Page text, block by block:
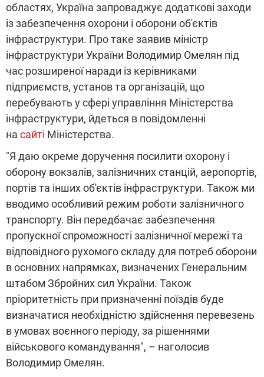
областях, Україна запроваджує додаткові заходи
із забезпечення охорони і оборони об'єктів
інфраструктури. Про таке заявив міністр
інфраструктури України Володимир Омелян під
час розширеної наради із керівниками
підприємств, установ та організацій, що
перебувають у сфері управління Міністерства
інфраструктури, йдеться в повідомленні
на сайті Міністерства.
"Я даю окреме доручення посилити охорону і
оборону вокзалів, залізничних станцій, аеропортів,
портів та інших об'єктів інфраструктури. Також ми
вводимо особливий режим роботи залізничного
транспорту. Він передбачає забезпечення
пропускної спроможності залізничної мережі та
відповідного рухомого складу для потреб оборони
в основних напрямках, визначених Генеральним
штабом Збройних сил України. Також
пріоритетність при призначенні поїздів буде
визначатися необхідністю здійснення перевезень
в умовах воєнного періоду, за рішеннями
військового командування", – наголосив
Володимир Омелян.